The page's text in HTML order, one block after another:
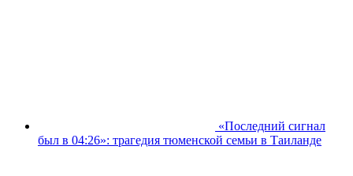
«Последний сигнал
был в 04:26»: трагедия тюменской семьи в Таиланде